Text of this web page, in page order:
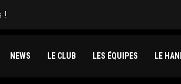
!
NEWS LE CLUB LES ÉQUIPES LE